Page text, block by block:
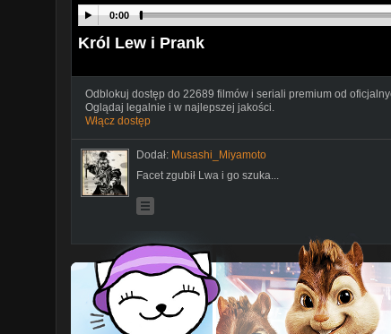
0:00
Król Lew i Prank
Odblokuj dostęp do 22689 filmów i seriali premium od
Oglądaj legalnie i w najlepszej jakości.
Włącz dostęp
Dodał: Musashi_Miyamoto
Facet zgubił Lwa i go szuka...